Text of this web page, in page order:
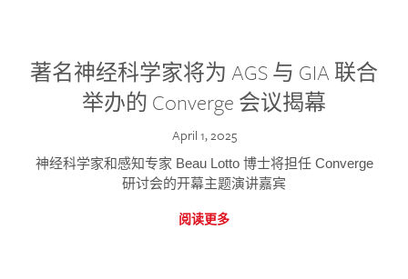
著名神经科学家将为 AGS 与 GIA 联合
举办的 Converge 会议揭幕
April 1, 2025
神经科学家和感知专家 Beau Lotto 博士将担任 Converge
研讨会的开幕主题演讲嘉宾
阅读更多